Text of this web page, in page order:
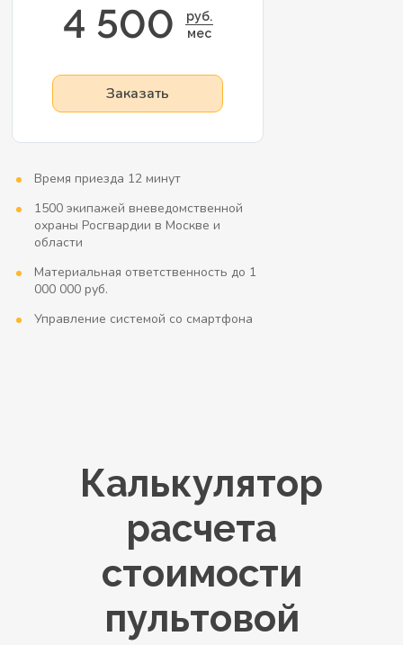
4 500
руб.
мес
Заказать
Время приезда 12 минут
1500 экипажей вневедомственной
охраны Росгвардии в Москве и
области
Материальная ответственность до 1
000 000 руб.
Управление системой со смартфона
Калькулятор
расчета
стоимости
пультовой